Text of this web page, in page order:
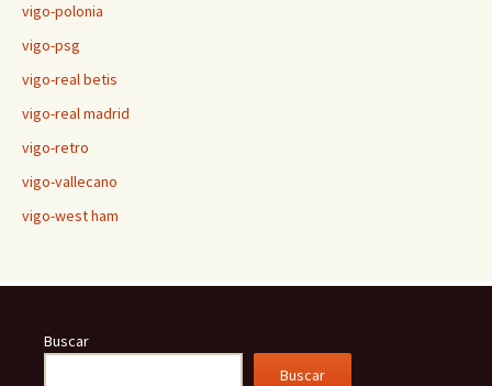
vigo-polonia
vigo-psg
vigo-real betis
vigo-real madrid
vigo-retro
vigo-vallecano
vigo-west ham
Buscar
Buscar